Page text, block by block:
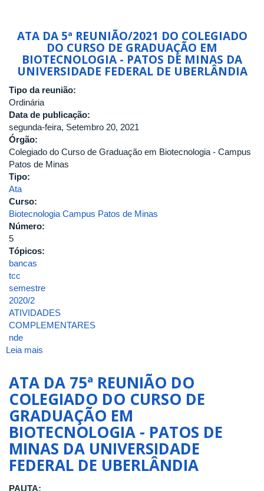
ATA DA 5ª REUNIÃO/2021 DO COLEGIADO
DO CURSO DE GRADUAÇÃO EM
BIOTECNOLOGIA - PATOS DE MINAS DA
UNIVERSIDADE FEDERAL DE UBERLÂNDIA
Tipo da reunião:
Ordinária
Data de publicação:
segunda-feira, Setembro 20, 2021
Órgão:
Colegiado do Curso de Graduação em Biotecnologia - Campus
Patos de Minas
Tipo:
Ata
Curso:
Biotecnologia Campus Patos de Minas
Número:
5
Tópicos:
bancas
tcc
semestre
2020/2
ATIVIDADES
COMPLEMENTARES
nde
Leia mais
5ª
REUNIÃO/2021
DO
COLEGIADO
DO
CURSO
DE
GRADUAÇÃO
ATA DA 75ª REUNIÃO DO
COLEGIADO DO CURSO DE
GRADUAÇÃO EM
BIOTECNOLOGIA - PATOS DE
MINAS DA UNIVERSIDADE
FEDERAL DE UBERLÂNDIA
PAUTA: